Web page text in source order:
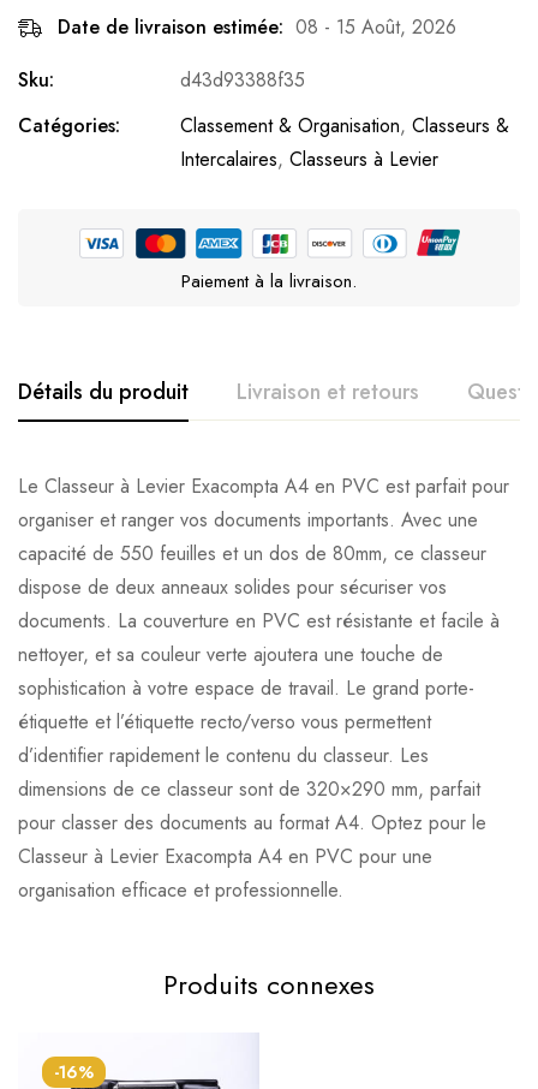
Date de livraison estimée: 08 - 15 Août, 2026
Sku:
d43d93388f35
Catégories:
Classement & Organisation, Classeurs &
Intercalaires, Classeurs à Levier
Paiement à la livraison.
Détails du produit Livraison et retours
Le Classeur à Levier Exacompta A4 en PVC est parfait pour
organiser et ranger vos documents importants. Avec une
capacité de 550 feuilles et un dos de 80mm, ce classeur
dispose de deux anneaux solides pour sécuriser vos
documents. La couverture en PVC est résistante et facile à
nettoyer, et sa couleur verte ajoutera une touche de
sophistication à votre espace de travail. Le grand porte-
étiquette et l’étiquette recto/verso vous permettent
d’identifier rapidement le contenu du classeur. Les
dimensions de ce classeur sont de 320×290 mm, parfait
pour classer des documents au format A4. Optez pour le
Classeur à Levier Exacompta A4 en PVC pour une
organisation efficace et professionnelle.
Produits connexes
-16%